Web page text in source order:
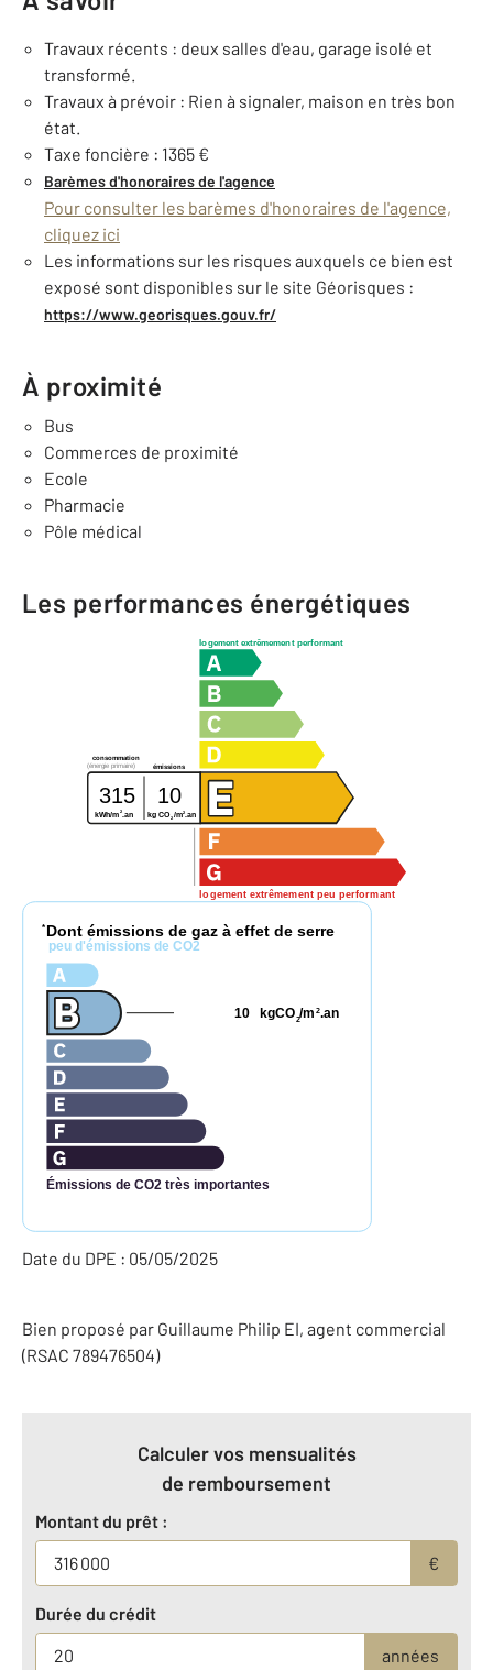
Travaux récents : deux salles d'eau, garage isolé et
transformé.
Travaux à prévoir : Rien à signaler, maison en très bon
état.
Taxe foncière : 1365 €
Barèmes d'honoraires de l'agence
Pour consulter les barèmes d'honoraires de l'agence,
cliquez ici
Les informations sur les risques auxquels ce bien est
exposé sont disponibles sur le site Géorisques :
https://www.georisques.gouv.fr/
À proximité
Bus
Commerces de proximité
Ecole
Pharmacie
Pôle médical
Les performances énergétiques
logement extrêmement performant
logement extrêmement peu performant
consommation
émissions
(énergie primaire)
315 10
kWh/m2.an kg CO2/m2 .an
* Dont émissions de gaz à effet de serre
peu d'émissions de CO2
Émissions de CO2 très importantes
kgCO2/m 2.an
10
Date du DPE : 05/05/2025
Bien proposé par Guillaume Philip EI, agent commercial
(RSAC 789476504)
Calculer vos mensualités
de remboursement
Montant du prêt :
€
Durée du crédit
années